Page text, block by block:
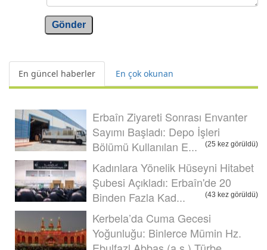
Gönder
En güncel haberler En çok okunan
Erbaîn Ziyareti Sonrası Envanter
Sayımı Başladı: Depo İşleri
Bölümü Kullanılan E...
(25 kez görüldü)
Kadınlara Yönelik Hüseyni Hitabet
Şubesi Açıkladı: Erbaîn'de 20
Binden Fazla Kad...
(43 kez görüldü)
Kerbela’da Cuma Gecesi
Yoğunluğu: Binlerce Mümin Hz.